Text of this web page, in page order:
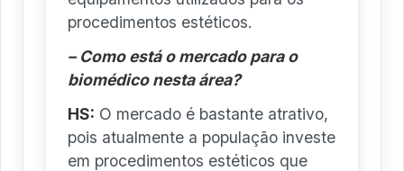
procedimentos estéticos.
– Como está o mercado para o
biomédico nesta área?
HS: O mercado é bastante atrativo,
pois atualmente a população investe
em procedimentos estéticos que